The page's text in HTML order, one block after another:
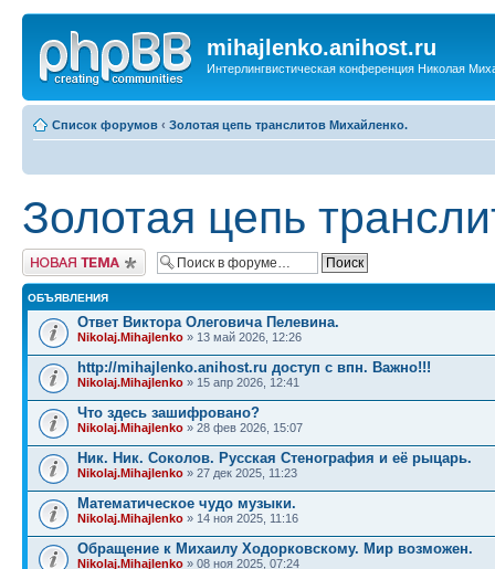
mihajlenko.anihost.ru
Интерлингвистическая конференция Николая
Список форумов ‹ Золотая цепь транслитов Михайленко.
Золотая цепь
Новая тема
ОБЪЯВЛЕНИЯ
Ответ Виктора Олеговича Пелевина.
Nikolaj.Mihajlenko » 13 май 2026, 12:26
http://mihajlenko.anihost.ru доступ с впн. Важно!!!
Nikolaj.Mihajlenko » 15 апр 2026, 12:41
Что здесь зашифровано?
Nikolaj.Mihajlenko » 28 фев 2026, 15:07
Ник. Ник. Соколов. Русская Стенография и её рыцарь.
Nikolaj.Mihajlenko » 27 дек 2025, 11:23
Математическое чудо музыки.
Nikolaj.Mihajlenko » 14 ноя 2025, 11:16
Обращение к Михаилу Ходорковскому. Мир возможен.
Nikolaj.Mihajlenko » 08 ноя 2025, 07:24